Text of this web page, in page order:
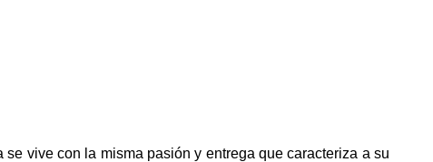
vive con la misma pasión y entrega que caracteriza a su